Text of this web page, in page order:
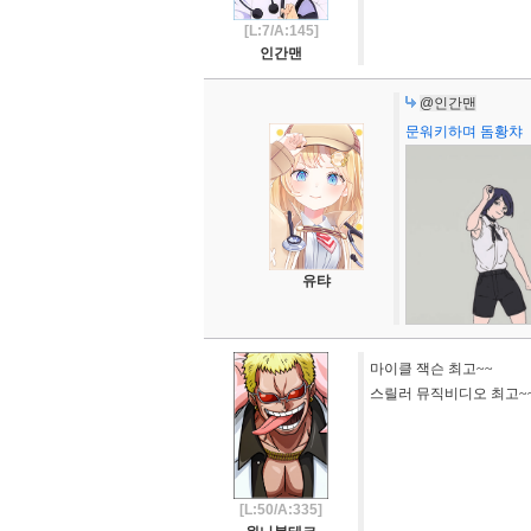
[L:7/A:145]
인간맨
유탸
@인간맨
문워키하며 돔황챠
[L:50/A:335]
마이클 잭슨 최고~~
스릴러 뮤직비디오 최고